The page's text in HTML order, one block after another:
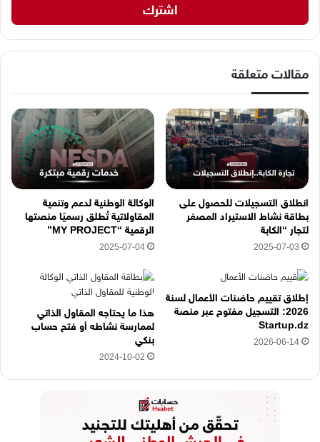
ك
ا
إ
ت
ر
و
ن
ي
ن
ا
مقالات متعلقة
انطلاق التسجيلات للحصول على
بطاقة نشاط الاستيراد المصغر
لتجار “الكابة
2025-07-03
الوكالة الوطنية لدعم وتنمية
المقاولاتية تُطلق رسميًا منصتها
الرقمية “MY PROJECT”
2025-07-04
إطلاق تقييم حاضنات الأعمال لسنة
2026: التسجيل مفتوح عبر منصة
Startup.dz
2026-06-14
هذا ما يحتاجه المقاول الذاتي
لممارسة نشاطه أو فتح حساب
بنكي
2024-10-02